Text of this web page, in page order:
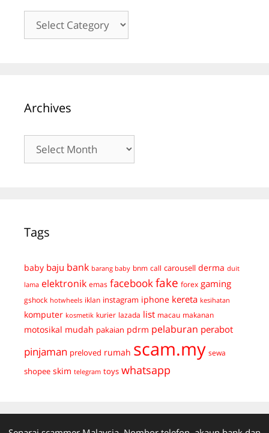
Kategori
Archives
Archives
Tags
baby baju bank barang baby bnm call carousell derma duit
lama elektronik emas facebookfake forex gaming
gshock hotwheels iklan instagram iphone kereta kesihatan
komputer kosmetik kurier lazada list macau makanan
motosikal mudah pakaian pdrm pelaburan perabot
pinjaman preloved rumah scam.my sewa
shopee skim telegram toys whatsapp